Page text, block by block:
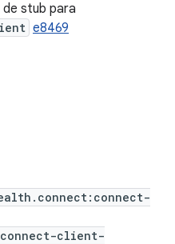
stub para
e8469
client-